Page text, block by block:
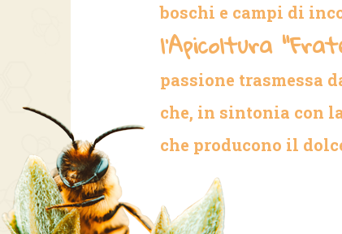
boschi e campi di
l'Apicoltura
passione trasmessa
che, in sintonia con
che producono il